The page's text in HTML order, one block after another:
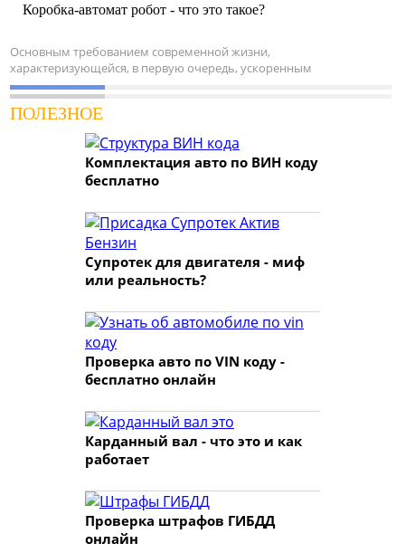
Коробка-автомат робот - что это такое?
Основным требованием современной жизни,
характеризующейся, в первую очередь, ускоренным
ПОЛЕЗНОЕ
Комплектация авто по ВИН коду
бесплатно
Супротек для двигателя - миф
или реальность?
Проверка авто по VIN коду -
бесплатно онлайн
Карданный вал - что это и как
работает
Проверка штрафов ГИБДД
онлайн